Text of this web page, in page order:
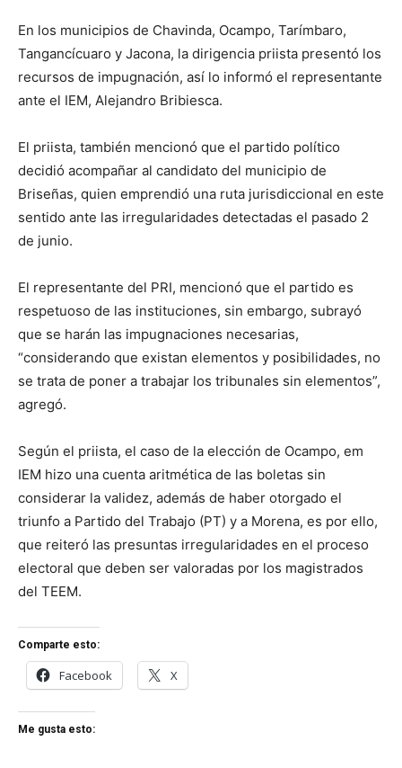
En los municipios de Chavinda, Ocampo, Tarímbaro,
Tangancícuaro y Jacona, la dirigencia priista presentó los
recursos de impugnación, así lo informó el representante
ante el IEM, Alejandro Bribiesca.
El priista, también mencionó que el partido político
decidió acompañar al candidato del municipio de
Briseñas, quien emprendió una ruta jurisdiccional en este
sentido ante las irregularidades detectadas el pasado 2
de junio.
El representante del PRI, mencionó que el partido es
respetuoso de las instituciones, sin embargo, subrayó
que se harán las impugnaciones necesarias,
“considerando que existan elementos y posibilidades, no
se trata de poner a trabajar los tribunales sin elementos”,
agregó.
Según el priista, el caso de la elección de Ocampo, em
IEM hizo una cuenta aritmética de las boletas sin
considerar la validez, además de haber otorgado el
triunfo a Partido del Trabajo (PT) y a Morena, es por ello,
que reiteró las presuntas irregularidades en el proceso
electoral que deben ser valoradas por los magistrados
del TEEM.
Comparte esto:
Facebook X
Me gusta esto: